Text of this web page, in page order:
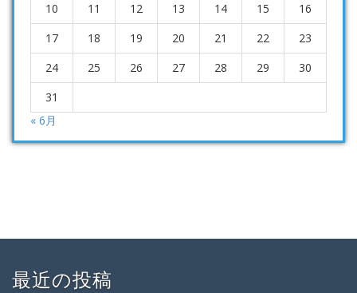
10 11 12 13 14 15
16
17
18 19 20 21 22
23
24
25 26 27 28 29
30
31
« 6月
最近の投稿